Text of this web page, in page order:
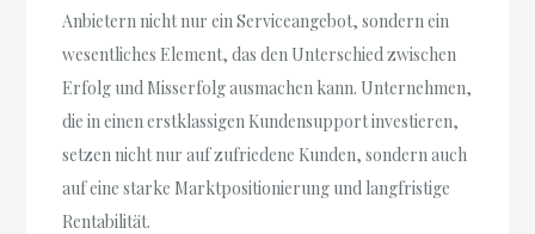
Anbietern nicht nur ein Serviceangebot, sondern ein
wesentliches Element, das den Unterschied zwischen
Erfolg und Misserfolg ausmachen kann. Unternehmen,
die in einen erstklassigen Kundensupport investieren,
setzen nicht nur auf zufriedene Kunden, sondern auch
auf eine starke Marktpositionierung und langfristige
Rentabilität.